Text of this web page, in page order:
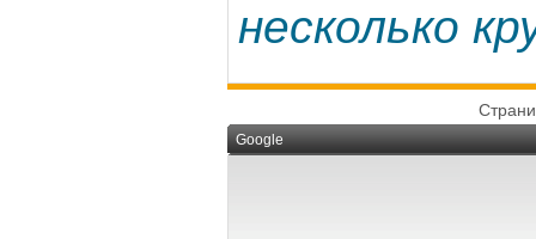
несколько
Google